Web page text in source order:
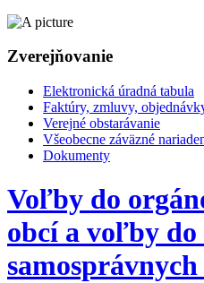
Zverejňovanie
Elektronická úradná tabula
Faktúry, zmluvy,
Verejné obstarávanie
Všeobecne záväzné
Dokumenty
Voľby do
obcí a voľby do